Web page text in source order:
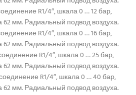
R1/4″, шкала 0 … 12 бар,
мм. Радиальный подвод воздуха.
R1/4″, шкала 0 … 16 бар,
мм. Радиальный подвод воздуха.
R1/4″, шкала 0 … 25 бар,
мм. Радиальный подвод воздуха.
R1/4″, шкала 0 … 40 бар,
мм. Радиальный подвод воздуха.